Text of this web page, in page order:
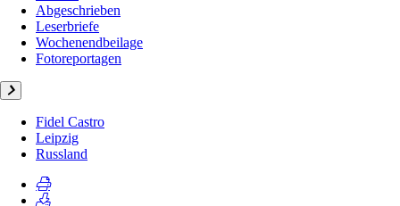
Abgeschrieben
Leserbriefe
Wochenendbeilage
Fotoreportagen
Fidel Castro
Leipzig
Russland